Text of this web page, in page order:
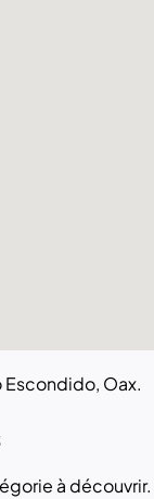
Escondido, Oax.
à découvrir.